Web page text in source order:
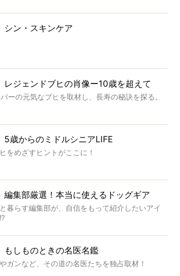
シン・スキンケア
レジェンドブヒの肖像ー10歳を超えて
ーの元気なブヒを取材し、長寿の秘訣を探る。
5歳からのミドルシニアLIFE
をめざすヒントがここに！
編集部厳選！本当に使えるドッグギア
暮らす編集部が、自信をもって紹介したいアイ
もしものときの名医名鑑
ガンなど、その道の名医たちを独占取材！